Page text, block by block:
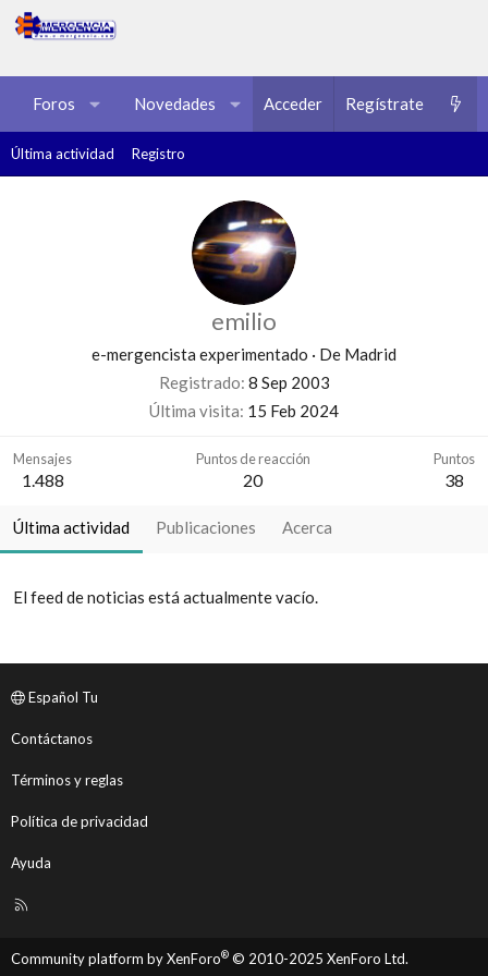
Foros Novedades Multimedia Recursos
Acceder Regístrate
Última actividad Registro
emilio
e-mergencista experimentado · De Madrid
Registrado 8 Sep 2003
Última visita 15 Feb 2024
Mensajes
1.488
Puntos de reacción
20
Puntos
38
Última actividad Publicaciones Acerca
El feed de noticias está actualmente vacío.
Español Tu
Contáctanos
Términos y reglas
Política de privacidad
Ayuda
R
Community platform by XenForo® © 2010-2025 XenForo Ltd.